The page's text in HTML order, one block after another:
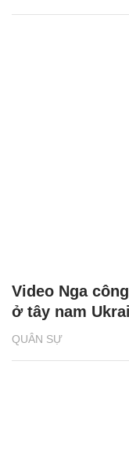
QUÂN SỰ
Video Nga
ở tây nam